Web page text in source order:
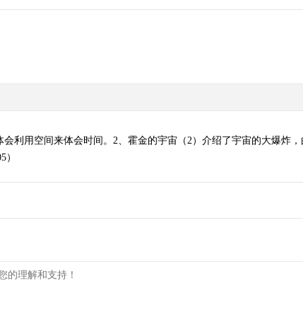
利用空间来体会时间。2、霍金的宇宙（2）介绍了宇宙的大爆炸